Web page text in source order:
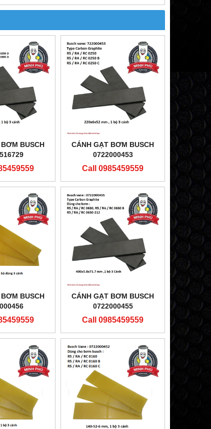
BUSCH
CÁNH GẠT BƠM BUSCH
0722000453
Call 0985459559
BUSCH
CÁNH GẠT BƠM BUSCH
0722000455
Call 0985459559